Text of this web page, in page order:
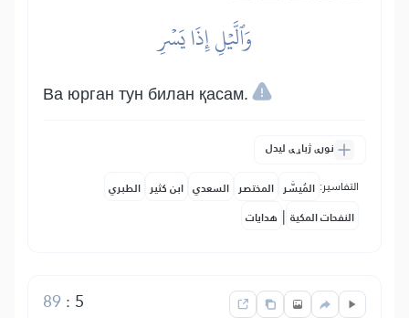
وَٱلَّيۡلِ إِذَا يَسۡرِ
Ва юрган тун билан қасам.
نورې ژباړې لیدل
التفاسير: المُيسَّر المختصر السعدي ابن كثير الطبري
النفحات المكية | هدايات
5
:
89